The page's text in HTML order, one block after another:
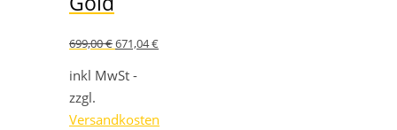
699,00€Ursprünglicher
war:
671,04€Aktueller
inkl MwSt -
zzgl.
Versandkosten